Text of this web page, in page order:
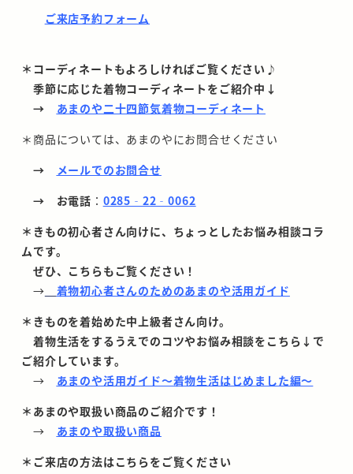
ご来店予約フォーム
＊コーディネートもよろしければご覧ください♪
季節に応じた着物コーディネートをご紹介中↓
→ あまのや二十四節気着物コーディネート
＊商品については、あまのやにお問合せください
→
メールでのお問合せ
→ お電話 ： 0285‐22‐0062
＊きもの初心者さん向けに、ちょっとしたお悩み相談コラ
ムです。
ぜひ、こちらもご覧ください！
→
着物初心者さんのためのあまのや活用ガイド
＊きものを着始めた中上級者さん向け。
着物生活をするうえでのコツやお悩み相談をこちら↓で
ご紹介しています。
→ あまのや活用ガイド～着物生活はじめました編～
＊あまのや取扱い商品のご紹介です！
→ あまのや取扱い商品
＊ご来店の方法はこちらをご覧ください